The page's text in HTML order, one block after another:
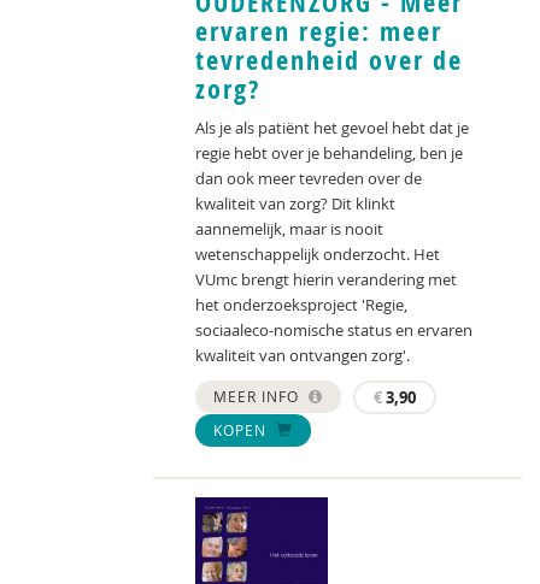
ervaren regie: meer
tevredenheid over de
zorg?
Als je als patiënt het gevoel hebt dat je
regie hebt over je behandeling, ben je
dan ook meer tevreden over de
kwaliteit van zorg? Dit klinkt
aannemelijk, maar is nooit
wetenschappelijk onderzocht. Het
VUmc brengt hierin verandering met
het onderzoeksproject 'Regie,
sociaaleco-nomische status en ervaren
kwaliteit van ontvangen zorg'.
MEER INFO €3,90
KOPEN